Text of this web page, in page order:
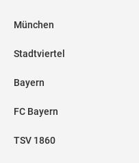
München
Stadtviertel
Bayern
FC Bayern
TSV 1860